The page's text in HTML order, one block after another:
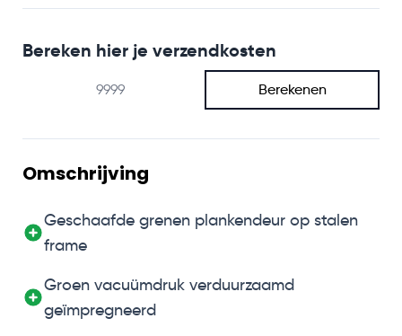
Bereken hier je verzendkosten
Berekenen
Omschrijving
Geschaafde grenen plankendeur op stalen
frame
Groen vacuümdruk verduurzaamd
geïmpregneerd